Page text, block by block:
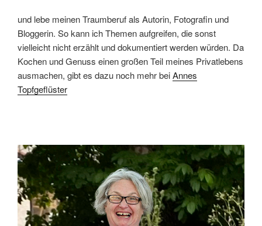
und lebe meinen Traumberuf als Autorin, Fotografin und
Bloggerin. So kann ich Themen aufgreifen, die sonst
vielleicht nicht erzählt und dokumentiert werden würden. Da
Kochen und Genuss einen großen Teil meines Privatlebens
ausmachen, gibt es dazu noch mehr beiAnnes
Topfgeflüster